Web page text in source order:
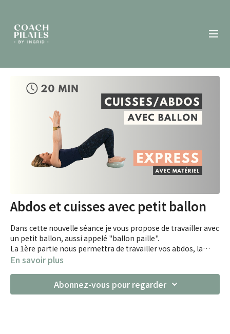
Abdos et cuisses avec petit ballon
Dans cette nouvelle séance je vous propose de travailler avec
un petit ballon, aussi appelé "ballon paille".
La 1ère partie nous permettra de travailler vos abdos, la
seconde, vos cuisses !
Cette séance ne contient AUCUN appui poignets
PS : Pensez à dégonfler légèrement votre petit ballon pour
En savoir plus
Abonnez-vous pour regarder